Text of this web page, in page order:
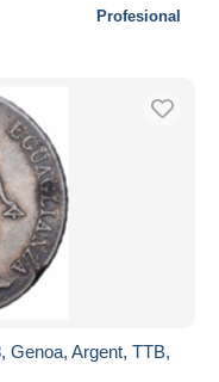
Profesional
Genoa, Argent, TTB,